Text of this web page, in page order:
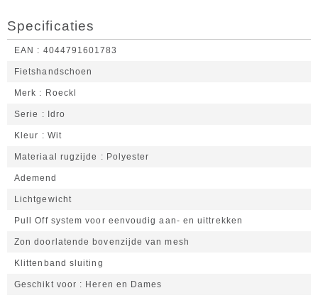
Specificaties
EAN 4044791601783
Fietshandschoen
Merk Roeckl
Serie Idro
Kleur Wit
Materiaal rugzijde Polyester
Ademend
Lichtgewicht
Pull Off system voor eenvoudig aan- en uittrekken
Zon doorlatende bovenzijde van mesh
Klittenband sluiting
Geschikt voor Heren en Dames